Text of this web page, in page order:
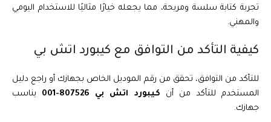
تجربة كتابة سلسة ومريحة، مما يجعله خيارًا مثاليًا للاستخدام اليومي
والمهني.
كيفية التأكد من التوافق مع كيبورد اتش بي
للتأكد من التوافق، تحقق من رقم الموديل الخاص بجهازك أو راجع دليل
المستخدم للتأكد من أن كيبورد اتش بي 807526-001
يناسب
جهازك.